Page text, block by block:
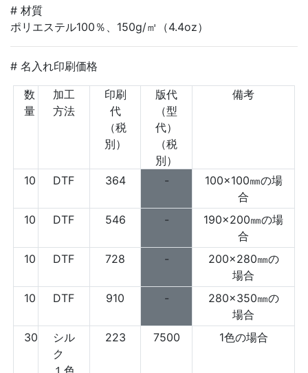
# 材質
ポリエステル100％、150g/㎡（4.4oz）
# 名入れ印刷価格
数
量
加工
方法
印刷
代
（税
別）
版代
（型
代）
（税
別）
備考
10 DTF 364 -
100×100㎜の場
合
10
DTF 546 -
190×200㎜の場
合
10
DTF 728 -
200×280㎜の
場合
10
DTF 910 -
280×350㎜の
場合
30
シル
ク
１色
223 7500 1色の場合